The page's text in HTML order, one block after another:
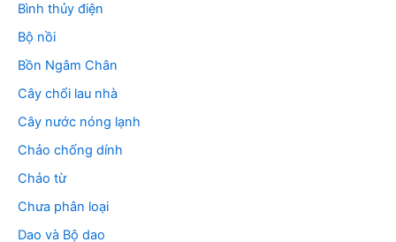
Bình thủy điện
Bộ nồi
Bồn Ngâm Chân
Cây chổi lau nhà
Cây nước nóng lạnh
Chảo chống dính
Chảo từ
Chưa phân loại
Dao và Bộ dao